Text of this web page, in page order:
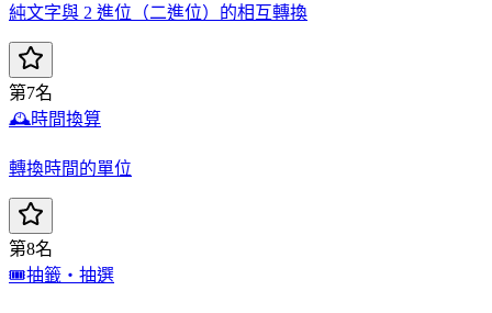
純文字與 2 進位（二進位）的相互轉換
第7名
🕰️時間換算
轉換時間的單位
第8名
🎟️抽籤・抽選